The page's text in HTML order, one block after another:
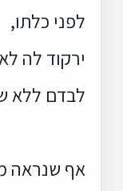
לפני כלתו,
ירקוד לה
לבדם ללא
אף שנראה